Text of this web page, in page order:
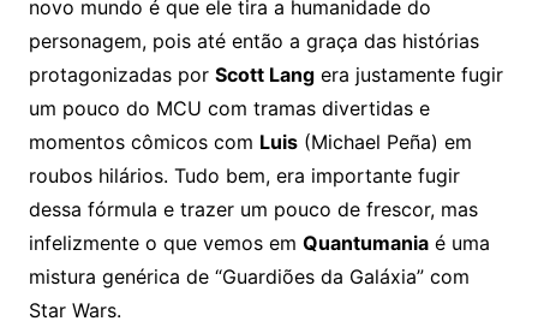
novo mundo é que ele tira a humanidade do
personagem, pois até então a graça das histórias
protagonizadas por Scott Langera justamente fugir
um pouco do MCU com tramas divertidas e
momentos cômicos com Luis(Michael Peña) em
roubos hilários. Tudo bem, era importante fugir
dessa fórmula e trazer um pouco de frescor, mas
infelizmente o que vemos em Quantumaniaé uma
mistura genérica de “Guardiões da Galáxia” com
Star Wars.